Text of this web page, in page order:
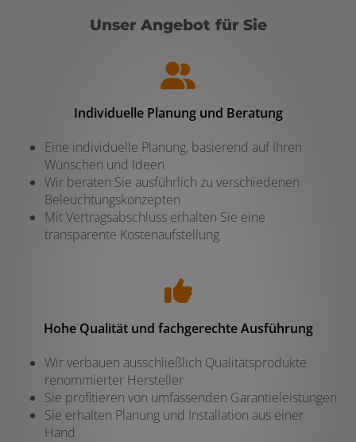
Unser Angebot für Sie
Individuelle Planung und Beratung
Eine individuelle Planung, basierend auf Ihren
Wünschen und Ideen
Wir beraten Sie ausführlich zu verschiedenen
Beleuchtungskonzepten
Mit Vertragsabschluss erhalten Sie eine
transparente Kostenaufstellung
Hohe Qualität und fachgerechte Ausführung
Wir verbauen ausschließlich Qualitätsprodukte
renommierter Hersteller
Sie profitieren von umfassenden Garantieleistungen
Sie erhalten Planung und Installation aus einer
Hand